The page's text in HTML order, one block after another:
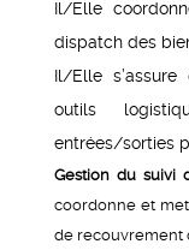
Il/Elle
dispatch des
Il/Elle
outils
entrées/sorties
Gestion du suivi
coordonne et
de recouvrement